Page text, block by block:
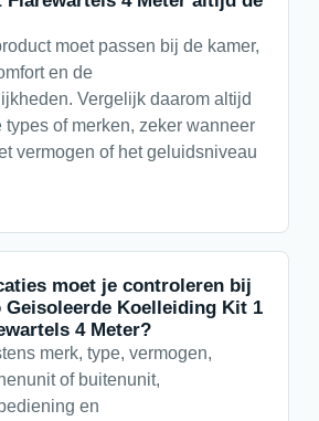
moet passen bij de kamer,
en de
Vergelijk daarom altijd
types of merken, zeker wanneer
vermogen of het geluidsniveau
moet je controleren bij
Geisoleerde Koelleiding Kit 1
4 Meter?
merk, type, vermogen,
of buitenunit,
en